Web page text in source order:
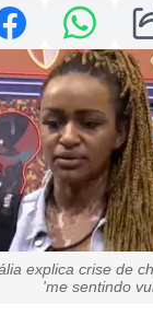
explica crise de
'me sentindo